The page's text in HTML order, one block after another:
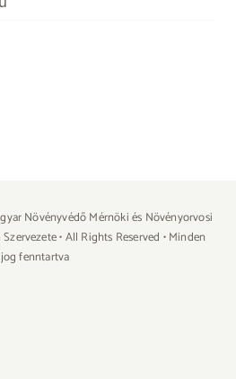
Növényvédő Mérnöki és Növényorvosi
• All Rights Reserved • Minden
jog fenntartva